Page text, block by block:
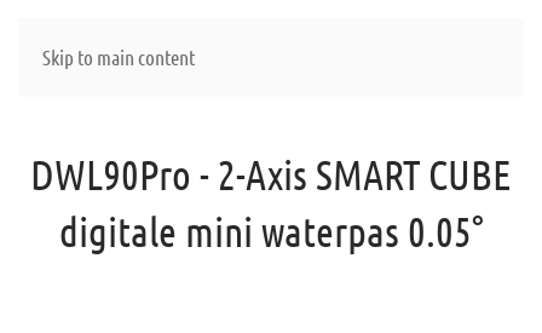
Skip to main content
DWL90Pro - 2-Axis SMART CUBE
digitale mini waterpas 0.05°